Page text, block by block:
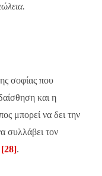
σοφίας που
και η
μπορεί να δει την
συλλάβει τον
[28].